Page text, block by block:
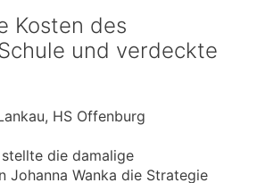
Kosten des
und verdeckte
HS Offenburg
die damalige
Johanna Wanka die Strategie